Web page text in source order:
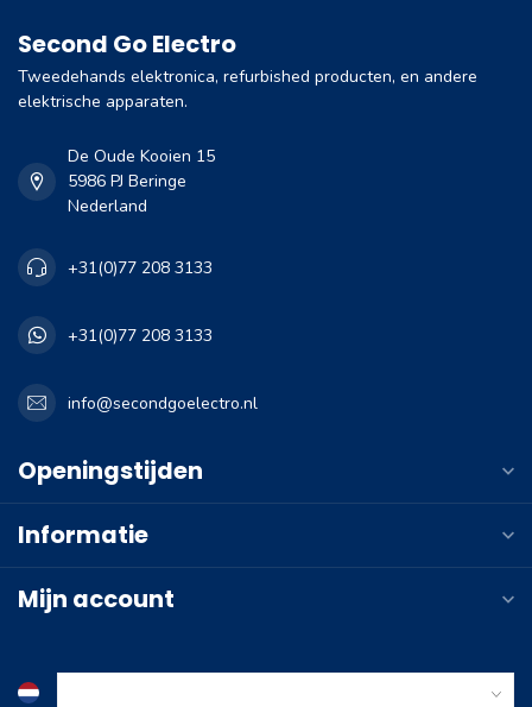
Second Go Electro
Tweedehands elektronica, refurbished producten, en andere
elektrische apparaten.
De Oude Kooien 15
5986 PJ Beringe
Nederland
+31(0)77 208 3133
+31(0)77 208 3133
info@secondgoelectro.nl
Openingstijden
Informatie
Mijn account